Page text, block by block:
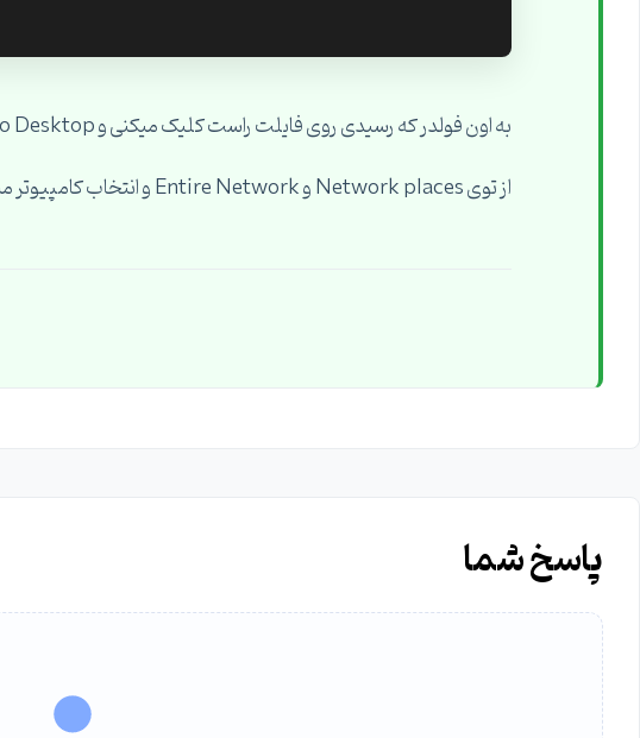
به اون فولدر که رسیدی روی فایلت راست کلیک میکنی و Send to Desktop رو میزنی تا shortcutش برات ساخته بشه.
از توی Network places و Entire Network و انتخاب کامپیوتر مبدا هم میتونی به فولدر و فایلت برسی
پاسخ شما